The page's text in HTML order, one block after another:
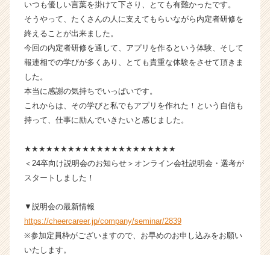
r）
いつも優しい言葉を掛けて下さり、とても有難かったです。
そうやって、たくさんの人に支えてもらいながら内定者研修を
終えることが出来ました。
今回の内定者研修を通して、アプリを作るという体験、そして
報連相での学びが多くあり、とても貴重な体験をさせて頂きま
した。
本当に感謝の気持ちでいっぱいです。
これからは、その学びと私でもアプリを作れた！という自信も
持って、仕事に励んでいきたいと感じました。
★★★★★★★★★★★★★★★★★★★★★
＜24卒向け説明会のお知らせ＞オンライン会社説明会・選考が
スタートしました！
▼説明会の最新情報
https://cheercareer.jp/company/seminar/2839
※参加定員枠がございますので、お早めのお申し込みをお願い
いたします。